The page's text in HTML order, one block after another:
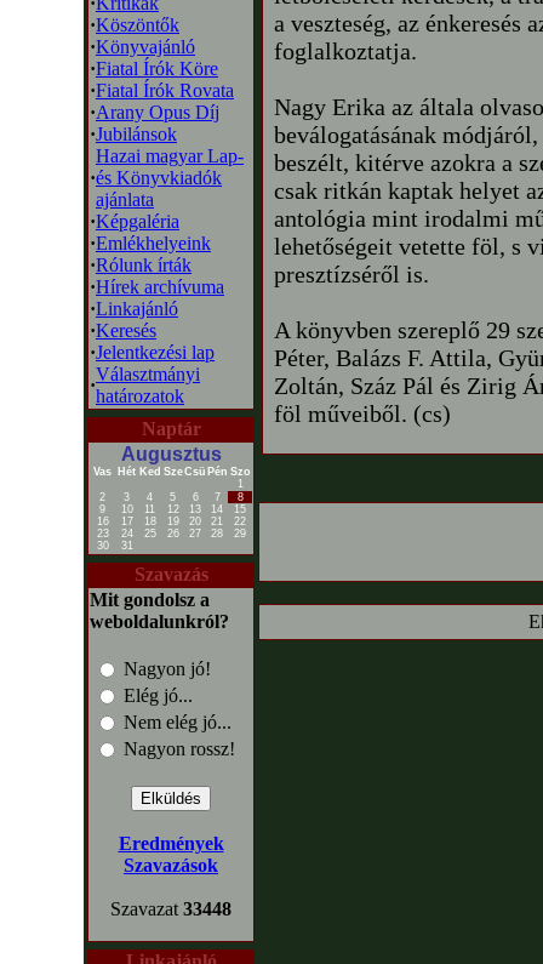
·Köszöntők
·Könyvajánló
·Fiatal Írók Köre
·Fiatal Írók Rovata
·Arany Opus Díj
·Jubilánsok
·
Hazai magyar Lap-
és Könyvkiadók
ajánlata
·Képgaléria
·Emlékhelyeink
·Rólunk írták
·Hírek archívuma
·Linkajánló
·Keresés
·Jelentkezési lap
·
Választmányi
határozatok
Naptár
Augusztus
Vas Hét Ked SzeCsü Pén Szo
1
2
3 4 5 6 7
8
9
10 11 12 13 14
15
16
17 18 19 20 21
22
23
24 25 26 27 28
29
30
31
Szavazás
Mit gondolsz a
weboldalunkról?
Nagyon jó!
Elég jó...
Nem elég jó...
Nagyon rossz!
Eredmények
Szavazások
Szavazat 33448
a veszteség, az énkeresés
foglalkoztatja.
Nagy Erika az általa
beválogatásának
beszélt, kitérve azokra a
csak ritkán kaptak helyet
antológia mint irodalmi
lehetőségeit vetette föl, s
presztízséről is.
A könyvben szereplő 29
Péter, Balázs F. Attila,
Zoltán, Száz Pál és Zirig
föl műveiből. (cs)